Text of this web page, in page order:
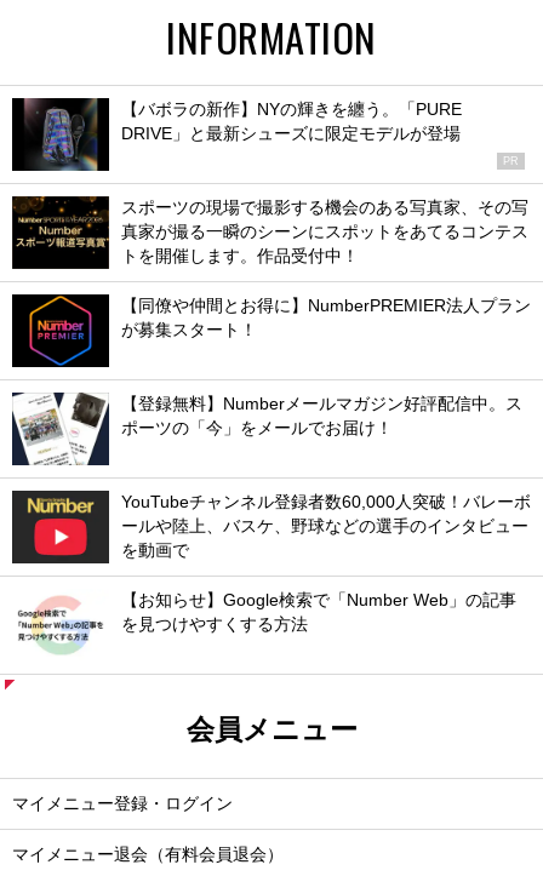
INFORMATION
【バボラの新作】NYの輝きを纏う。「PURE
DRIVE」と最新シューズに限定モデルが登場
PR
スポーツの現場で撮影する機会のある写真家、その写
真家が撮る一瞬のシーンにスポットをあてるコンテス
トを開催します。作品受付中！
【同僚や仲間とお得に】NumberPREMIER法人プラン
が募集スタート！
【登録無料】Numberメールマガジン好評配信中。ス
ポーツの「今」をメールでお届け！
YouTubeチャンネル登録者数60,000人突破！バレーボ
ールや陸上、バスケ、野球などの選手のインタビュー
を動画で
【お知らせ】Google検索で「Number Web」の記事
を見つけやすくする方法
会員メニュー
マイメニュー登録・ログイン
マイメニュー退会（有料会員退会）